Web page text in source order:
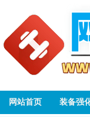
网站首页 装备强